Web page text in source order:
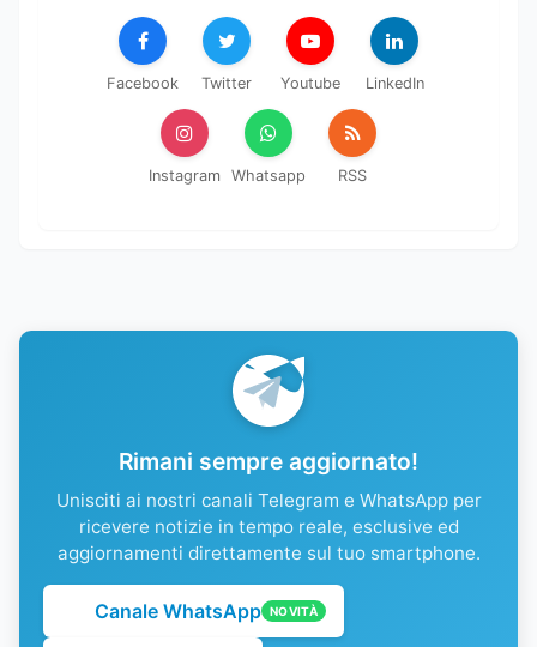
Facebook Twitter Youtube LinkedIn
Instagram Whatsapp RSS
Rimani sempre aggiornato!
Unisciti ai nostri canali Telegram e WhatsApp per
ricevere notizie in tempo reale, esclusive ed
aggiornamenti direttamente sul tuo smartphone.
Canale WhatsApp NOVITÀ